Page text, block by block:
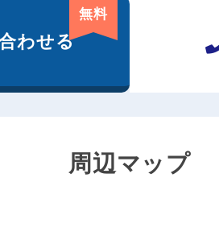
わせる
無料
周辺マップ